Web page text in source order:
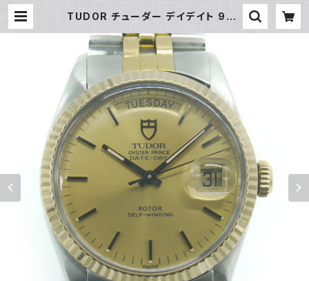
TUDOR チューダー デイデイト 946
ル Y03758 | 大和屋質店 前橋三
俣店